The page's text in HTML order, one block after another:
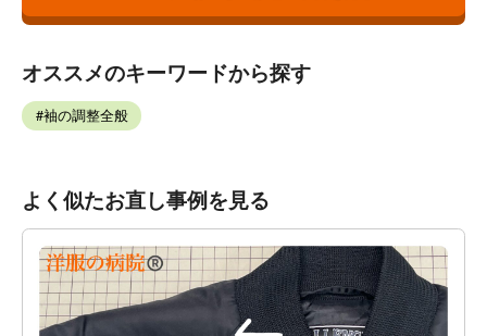
オススメのキーワードから探す
袖の調整全般
よく似たお直し事例を見る